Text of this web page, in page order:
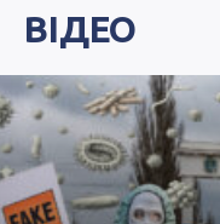
ВІДЕО